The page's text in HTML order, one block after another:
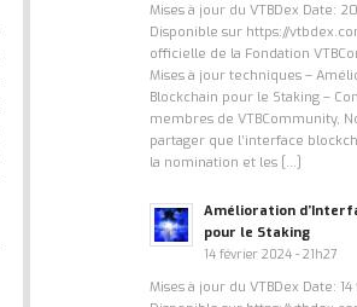
Mises à jour du VTBDex Date:
Disponible sur https://
officielle de la Fondation
Mises à jour techniques –
Blockchain pour le Staking –
membres de VTBCommunity,
partager que l’interface
la nomination et les […]
Amélioration
pour le Staking
14 février 2024 - 21h27
Mises à jour du VTBDex Date: